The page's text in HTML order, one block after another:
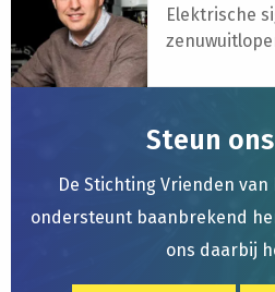
Elektrische
Kole
Groep
Steun
De Stichting Vrienden
ondersteunt baanbrekend
ons daarbij